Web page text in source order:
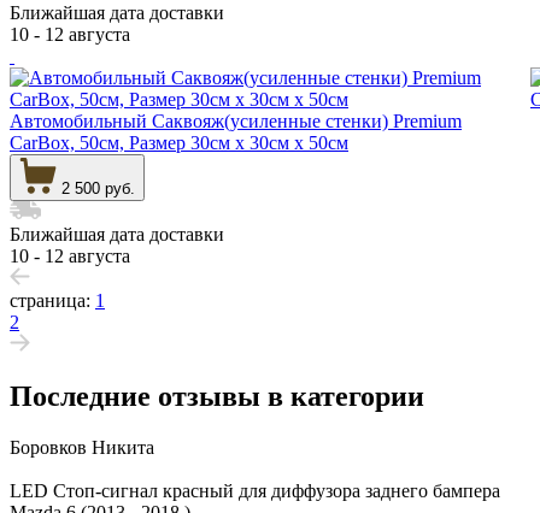
Ближайшая дата доставки
10 - 12 августа
Автомобильный Саквояж(усиленные стенки) Premium
CarBox, 50см, Размер 30см х 30см х 50см
2 500 руб.
Ближайшая дата доставки
10 - 12 августа
страница: 1
2
Последние отзывы в категории
Боровков Никита
LED Стоп-сигнал красный для диффузора заднего бампера